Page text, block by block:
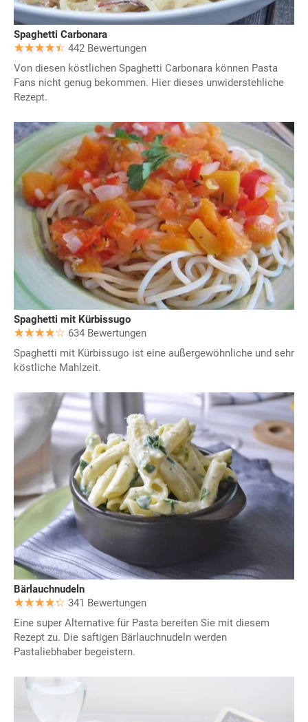
Spaghetti Carbonara
442 Bewertungen
Von diesen köstlichen Spaghetti Carbonara können Pasta
Fans nicht genug bekommen. Hier dieses unwiderstehliche
Rezept.
Spaghetti mit Kürbissugo
634 Bewertungen
Spaghetti mit Kürbissugo ist eine außergewöhnliche und sehr
köstliche Mahlzeit.
Bärlauchnudeln
341 Bewertungen
Eine super Alternative für Pasta bereiten Sie mit diesem
Rezept zu. Die saftigen Bärlauchnudeln werden
Pastaliebhaber begeistern.